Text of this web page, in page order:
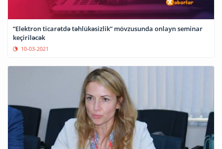
“Elektron ticarətdə təhlükəsizlik” mövzusunda onlayn seminar
keçiriləcək
10-03-2021